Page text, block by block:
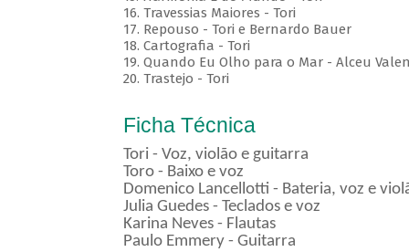
16. Travessias Maiores - Tori
17. Repouso - Tori e Bernardo Bauer
⁠18. Cartografia - Tori
19. Quando Eu Olho para o Mar - Alceu
20. Trastejo - Tori
Ficha Técnica
Tori - Voz, violão e guitarra
Toro - Baixo e voz
Domenico Lancellotti - Bateria, voz e
Julia Guedes - Teclados e voz
Karina Neves - Flautas
Paulo Emmery - Guitarra